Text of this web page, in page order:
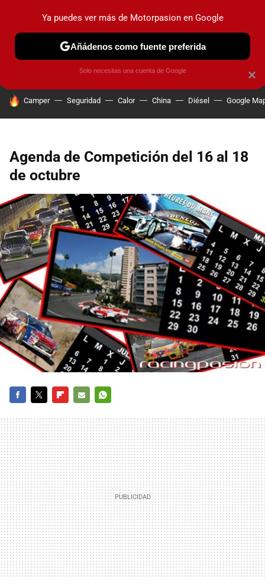
PRUEBAS COCHES ELÉCTRICOS OBSERVATORIO
HOY SE HABLA DE
Camper Seguridad Calor China Diésel Google
Agenda de Competición del 16 al 18
de octubre
MAIL
×
Ya puedes ver más de Motorpasion en Google
Añádenos como fuente preferida
Solo necesitas una cuenta de Google